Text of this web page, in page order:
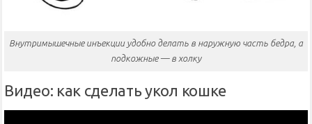
Внутримышечные инъекции удобно делать в наружную часть бедра, а
подкожные — в холку
Видео: как сделать укол кошке